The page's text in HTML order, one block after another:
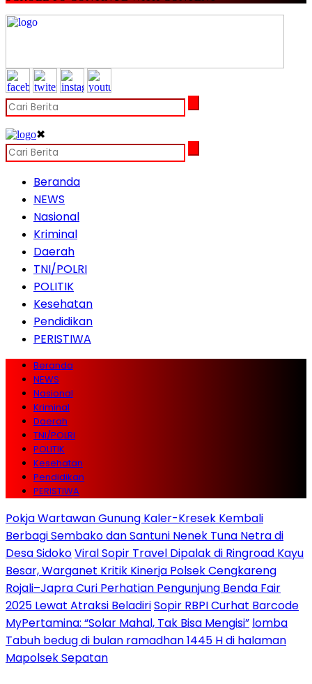
✖
Beranda
NEWS
Nasional
Kriminal
Daerah
TNI/POLRI
POLITIK
Kesehatan
Pendidikan
PERISTIWA
Beranda
NEWS
Nasional
Kriminal
Daerah
TNI/POLRI
POLITIK
Kesehatan
Pendidikan
PERISTIWA
Pokja Wartawan Gunung Kaler-Kresek Kembali
Berbagi Sembako dan Santuni Nenek Tuna Netra di
Desa SidokoViral Sopir Travel Dipalak di Ringroad Kayu
Besar, Warganet Kritik Kinerja Polsek Cengkareng
Rojali–Japra Curi Perhatian Pengunjung Benda Fair
2025 Lewat Atraksi BeladiriSopir RBPI Curhat Barcode
MyPertamina: “Solar Mahal, Tak Bisa Mengisi” lomba
Tabuh bedug di bulan ramadhan 1445 H di halaman
Mapolsek Sepatan